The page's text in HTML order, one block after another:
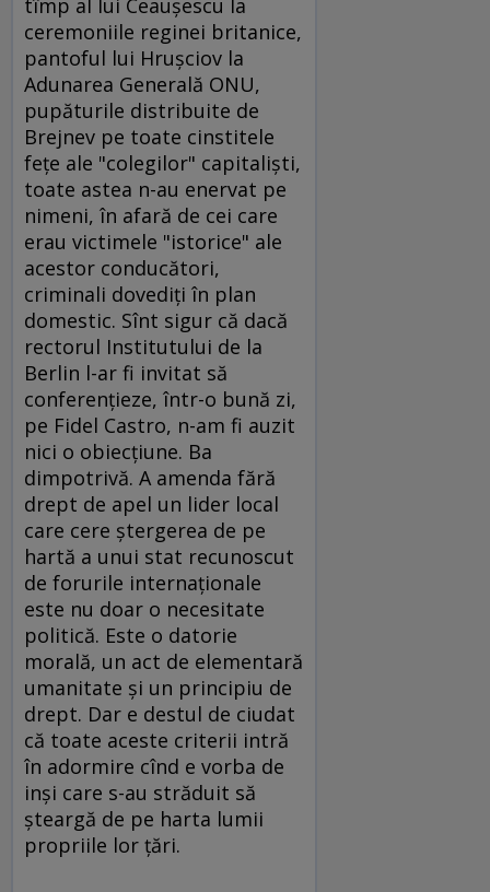
tîmp al lui Ceauşescu la
ceremoniile reginei britanice,
pantoful lui Hruşciov la
Adunarea Generală ONU,
pupăturile distribuite de
Brejnev pe toate cinstitele
feţe ale "colegilor" capitalişti,
toate astea n-au enervat pe
nimeni, în afară de cei care
erau victimele "istorice" ale
acestor conducători,
criminali dovediţi în plan
domestic. Sînt sigur că dacă
rectorul Institutului de la
Berlin l-ar fi invitat să
conferenţieze, într-o bună zi,
pe Fidel Castro, n-am fi auzit
nici o obiecţiune. Ba
dimpotrivă. A amenda fără
drept de apel un lider local
care cere ştergerea de pe
hartă a unui stat recunoscut
de forurile internaţionale
este nu doar o necesitate
politică. Este o datorie
morală, un act de elementară
umanitate şi un principiu de
drept. Dar e destul de ciudat
că toate aceste criterii intră
în adormire cînd e vorba de
inşi care s-au străduit să
şteargă de pe harta lumii
propriile lor ţări.